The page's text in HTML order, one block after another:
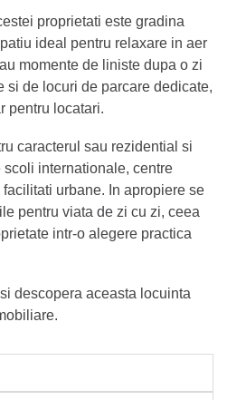
proprietati este gradina
ideal pentru relaxare in aer
momente de liniste dupa o zi
si de locuri de parcare dedicate,
pentru locatari.
caracterul sau rezidential si
internationale, centre
urbane. In apropiere se
pentru viata de zi cu zi, ceea
intr-o alegere practica
descopera aceasta locuinta